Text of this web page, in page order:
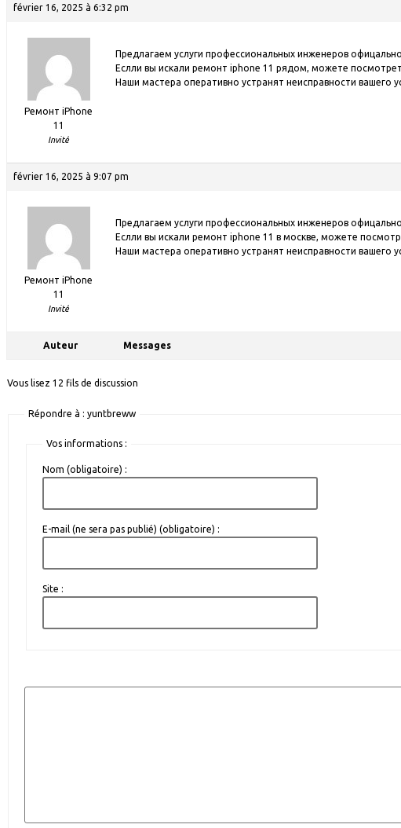
février 16, 2025 à 6:32 pm
Ремонт iPhone
11
Invité
Предлагаем услуги профессиональных инженеров
Еслли вы искали ремонт iphone 11 рядом, можете
Наши мастера оперативно устранят неисправности вашего
février 16, 2025 à 9:07 pm
Ремонт iPhone
11
Invité
Предлагаем услуги профессиональных инженеров
Еслли вы искали ремонт iphone 11 в москве, можете
Наши мастера оперативно устранят неисправности вашего
Auteur Messages
Vous lisez 12 fils de discussion
Répondre à : yuntbreww
Vos informations :
Nom (obligatoire) :
E-mail (ne sera pas publié) (obligatoire) :
Site :